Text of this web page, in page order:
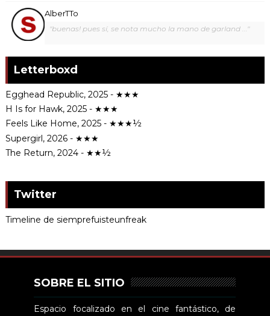
AlberTTo
"buenas! pues sí, se nota mucho la mano de garland ..."
Letterboxd
Egghead Republic, 2025 - ★★★
H Is for Hawk, 2025 - ★★★
Feels Like Home, 2025 - ★★★½
Supergirl, 2026 - ★★★
The Return, 2024 - ★★½
Twitter
Timeline de siemprefuisteunfreak
SOBRE EL SITIO
Espacio focalizado en el cine fantástico, de